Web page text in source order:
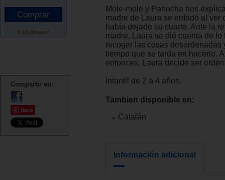
9.43 Dólares*
Compartir en:
Save
Mole-mole y Panocha nos
madre de Laura se enfadó al ver
había dejado su cuarto. Ante la
madre, Laura se dió cuenta de lo
recoger las cosas desordenadas
tiempo que se tarda en hacerlo.
entonces, Laura decide ser
Infantil de 2 a 4 años.
Tambien disponible en:
Catalán
Información adicional